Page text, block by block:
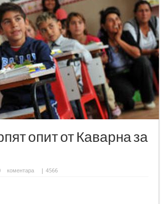
опит от Каварна за
коментара | 4566